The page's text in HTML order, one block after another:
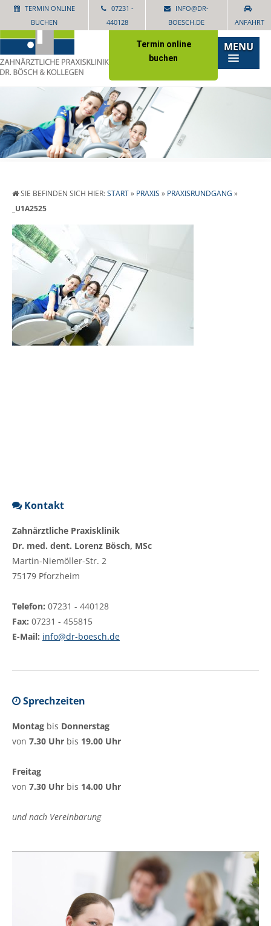
TERMIN ONLINE
BUCHEN
07231 -
440128
INFO@DR-
BOESCH.DE
ANFAHRT
Termin online
buchen
MENU
SIE BEFINDEN SICH HIER:START» PRAXIS » PRAXISRUNDGANG »
_U1A2525
Kontakt
Zahnärztliche Praxisklinik
Dr. med. dent. Lorenz Bösch, MSc
Martin-Niemöller-Str. 2
75179 Pforzheim
Telefon: 07231 - 440128
Fax: 07231 - 455815
E-Mail: info@dr-boesch.de
Sprechzeiten
Montag bis Donnerstag
von 7.30 Uhr bis 19.00 Uhr
Freitag
von 7.30 Uhr bis 14.00 Uhr
und nach Vereinbarung